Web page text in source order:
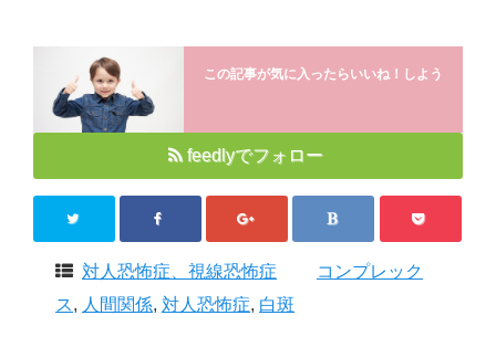
この記事が気に入ったらいいね！しよう
feedlyでフォロー
対人恐怖症、視線恐怖症
コンプレック
ス, 人間関係, 対人恐怖症, 白斑